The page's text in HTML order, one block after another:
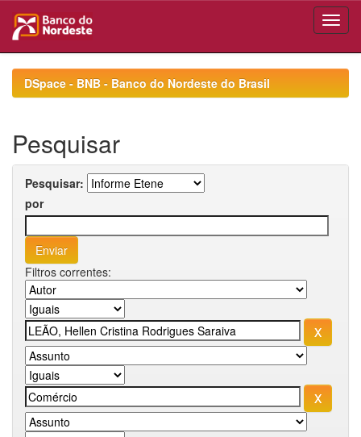
navigationDSpace - BNB - Banco do Nordeste do Brasil
Pesquisar
Pesquisar:
por
Filtros correntes: